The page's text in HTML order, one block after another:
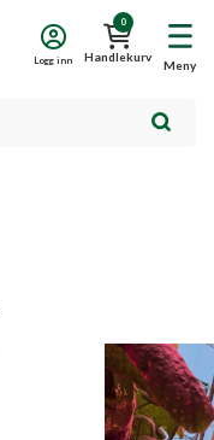
Meny
0
Handlekurv
Logg inn